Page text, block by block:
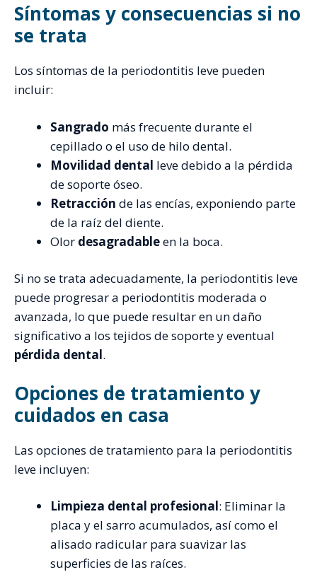
Síntomas y consecuencias si no
se trata
Los síntomas de la periodontitis leve pueden
incluir:
Sangrado más frecuente durante el
cepillado o el uso de hilo dental.
Movilidad dental leve debido a la pérdida
de soporte óseo.
Retracción de las encías, exponiendo parte
de la raíz del diente.
Olor desagradableen la boca.
Si no se trata adecuadamente, la periodontitis leve
puede progresar a periodontitis moderada o
avanzada, lo que puede resultar en un daño
significativo a los tejidos de soporte y eventual
pérdida dental.
Opciones de tratamiento y
cuidados en casa
Las opciones de tratamiento para la periodontitis
leve incluyen:
Limpieza dental profesional: Eliminar la
placa y el sarro acumulados, así como el
alisado radicular para suavizar las
superficies de las raíces.